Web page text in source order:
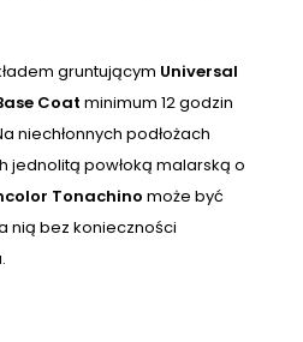
gruntującym Universal
Coat minimum 12 godzin
niechłonnych podłożach
jednolitą powłoką malarską o
Tonachinomoże być
nią bez konieczności